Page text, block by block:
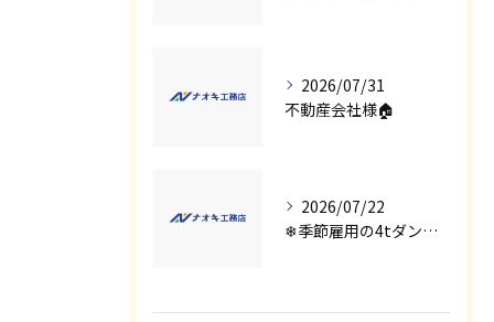
2026/07/31
不動産会社様🏠
2026/07/22
❄季節雇用の4tダンプの運転手募集⛄